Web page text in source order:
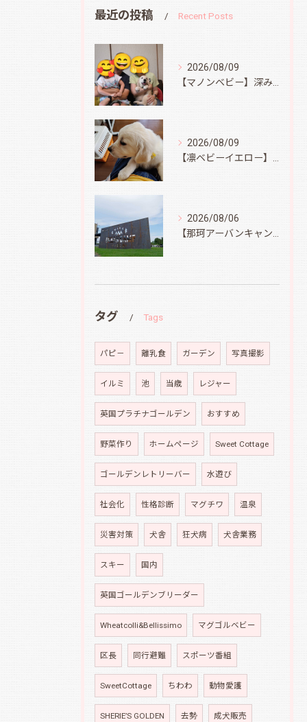
最近の投稿 Recent Posts
2026/08/09
【マノンベビー】深みどり君
2026/08/09
【凛ベビーイエロー】スィートコテージへ
2026/08/06
【那珂アーバンキャンプフィールド】
タグ Tags
パピ－ 離乳食 ガーデン 写真撮影
イルミ 池 当歳 レジャー
英国プラチナゴールデン おすすめ
野菜作り ホームページ Sweet Cottage
ゴールデンレトリーバー 水遊び
社会化 性格診断 マグチワ 温泉
災害対策 犬舎 狂犬病 犬舎業務
スキー 国内
英国ゴールデンブリーダー
Wheatcolli&Bellissimo マグゴルベビー
区長 同行避難 スポーツ番組
SweetCottage ちわわ 動物愛護
SHERIE’S GOLDEN 去勢 成犬販売